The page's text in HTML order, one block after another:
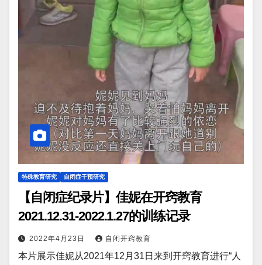
特殊教育研究 自闭症干预研究
【自闭症纪录片】佳妮在开窍教育
2021.12.31-2022.1.27的训练记录
2022年4月23日 自闭开窍教育
本片展示佳妮从2021年12月31日来到开窍教育进行“人